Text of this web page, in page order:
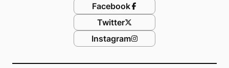
Facebook
Twitter
Instagram